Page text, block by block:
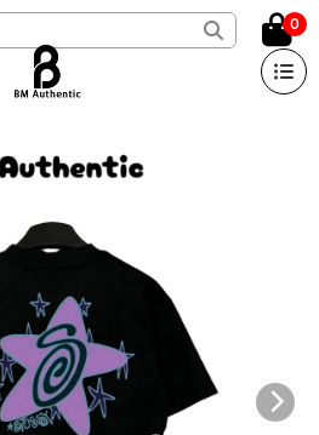
0